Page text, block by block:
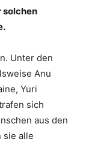
solchen
Unter den
Anu
Yuri
sich
aus den
sie alle